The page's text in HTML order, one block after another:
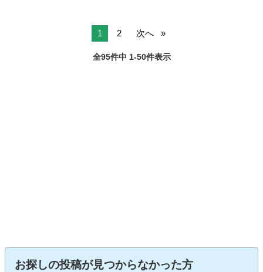
1 2 次へ
全95件中 1-50件表示
お探しの投稿が見つからなかった方